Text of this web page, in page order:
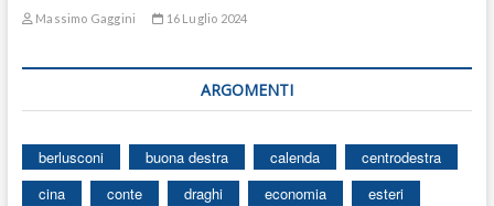
Massimo Gaggini 16 Luglio 2024
ARGOMENTI
berlusconi buona destra calenda
centrodestra
cina
conte draghi economia
esteri